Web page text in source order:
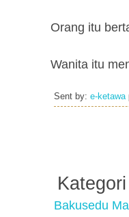
Orang itu
Wanita itu
Sent by: e-ketawa
Bakusedu